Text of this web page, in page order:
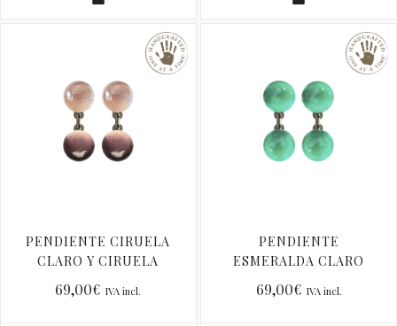
PENDIENTE CIRUELA
CLARO Y CIRUELA
OSCURO PC
69,00€ IVA incl.
PENDIENTE
ESMERALDA CLARO
LISO PC
69,00€ IVA incl.